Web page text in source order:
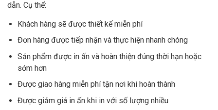
dẫn. Cụ thể:
Khách hàng sẽ được thiết kế miễn phí
Đơn hàng được tiếp nhận và thực hiện nhanh chóng
Sản phẩm được in ấn và hoàn thiện đúng thời hạn hoặc
sớm hơn
Được giao hàng miễn phí tận nơi khi hoàn thành
Được giảm giá in ấn khi in với số lượng nhiều